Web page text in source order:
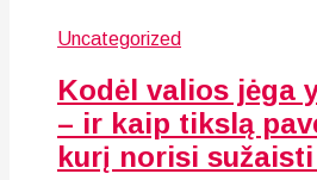
Uncategorized
Kodėl valios jėga
– ir kaip tikslą
kurį norisi